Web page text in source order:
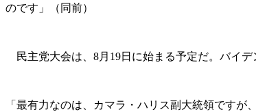
のです」（同前）
民主党大会は、8月19日に始まる予定だ。バイデ
「最有力なのは、カマラ・ハリス副大統領です